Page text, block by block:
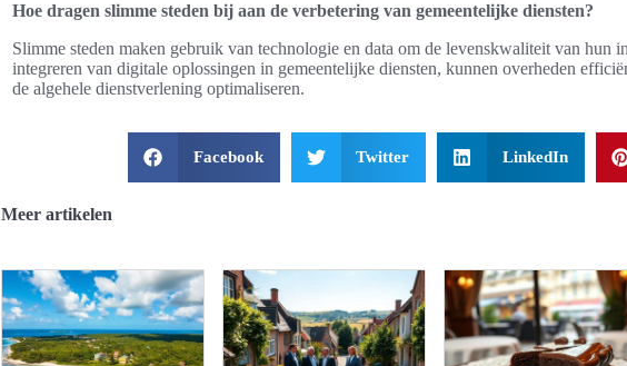
Hoe dragen slimme steden bij aan de verbetering van gemeentelijke diensten?
Slimme steden maken gebruik van technologie en data om de levenskwaliteit van hun
integreren van digitale oplossingen in gemeentelijke diensten, kunnen overheden
de algehele dienstverlening optimaliseren.
Facebook Twitter LinkedIn
Meer artikelen